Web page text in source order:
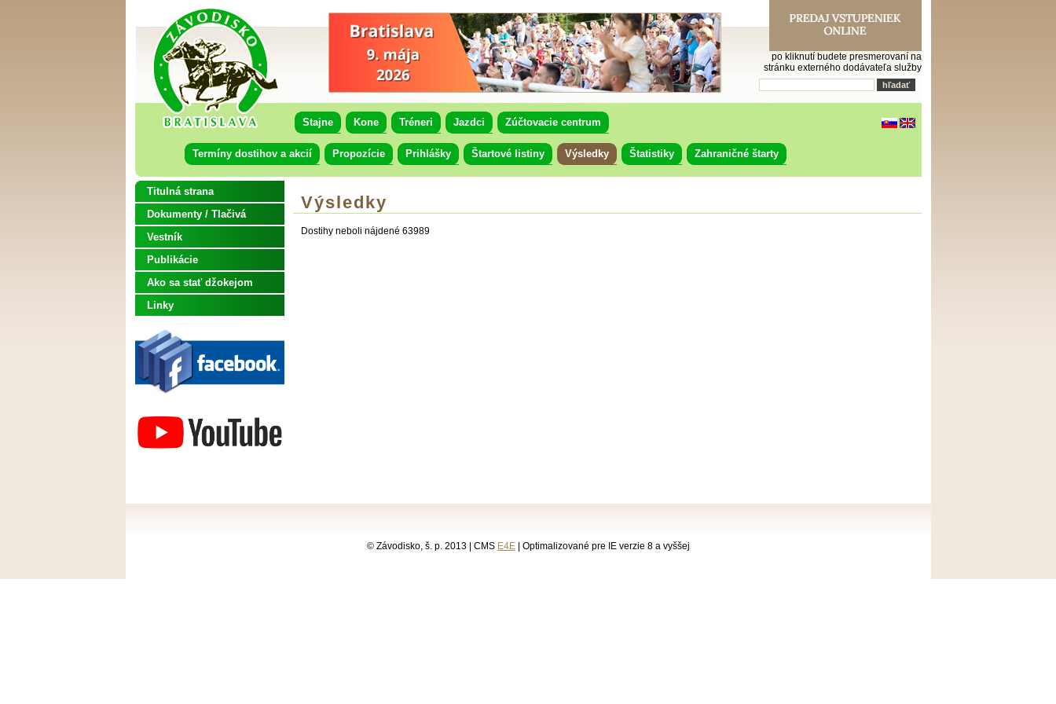
po kliknutí budete presmerovaní na
stránku externého dodávateľa služby
Stajne Kone Tréneri Jazdci Zúčtovacie centrum
Termíny dostihov a akcií Propozície Prihlášky Štartové listiny Výsledky Štatistiky Zahraničné štarty
Výsledky
Dostihy neboli nájdené 63989
Titulná strana
Dokumenty / Tlačivá
Vestník
Publikácie
Ako sa stať džokejom
Linky
© Závodisko, š. p. 2013 | CMS E4E| Optimalizované pre IE verzie 8 a vyššej